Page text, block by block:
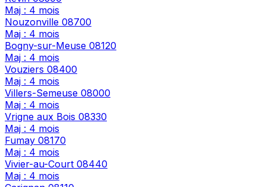
Maj : 4 mois
Nouzonville 08700
Maj : 4 mois
Bogny-sur-Meuse 08120
Maj : 4 mois
Vouziers 08400
Maj : 4 mois
Villers-Semeuse 08000
Maj : 4 mois
Vrigne aux Bois 08330
Maj : 4 mois
Fumay 08170
Maj : 4 mois
Vivier-au-Court 08440
Maj : 4 mois